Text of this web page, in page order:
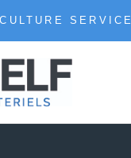
SERVICE